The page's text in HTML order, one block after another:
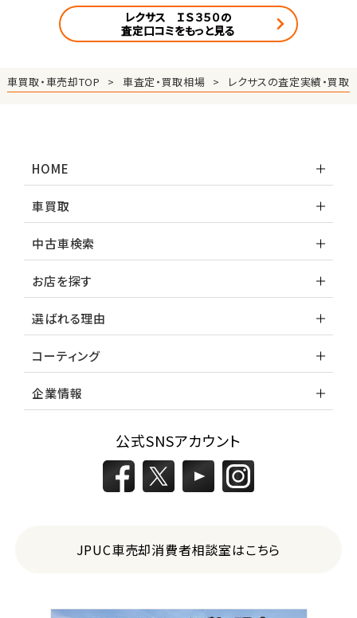
レクサス ＩＳ３５０の
査定口コミをもっと見る
車買取・車売却TOP 車査定・買取相場 レクサスの査定実績・買取
HOME
車買取
中古車検索
お店を探す
選ばれる理由
コーティング
企業情報
公式SNSアカウント
JPUC車売却消費者相談室はこちら